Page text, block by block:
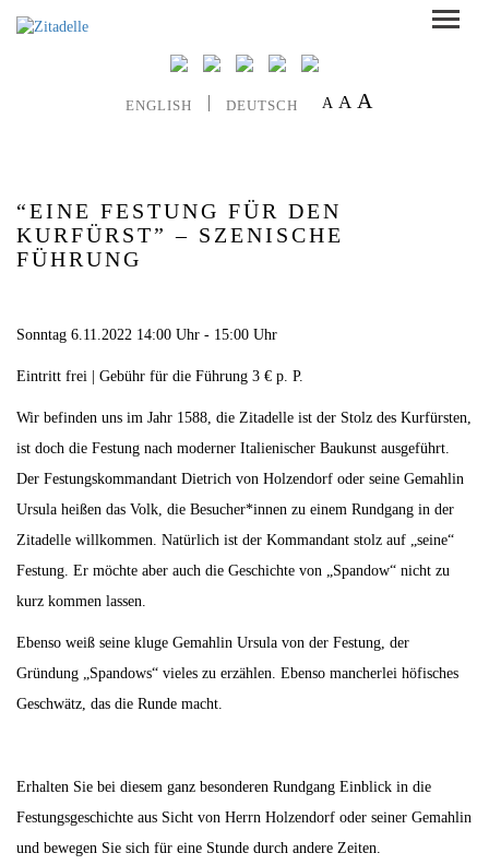
ENGLISH DEUTSCH A A A
“EINE FESTUNG FÜR DEN
KURFÜRST” – SZENISCHE
FÜHRUNG
Sonntag 6.11.2022 14:00 Uhr - 15:00 Uhr
Eintritt frei | Gebühr für die Führung 3 € p. P.
Wir befinden uns im Jahr 1588, die Zitadelle ist der Stolz des Kurfürsten,
ist doch die Festung nach moderner Italienischer Baukunst ausgeführt.
Der Festungskommandant Dietrich von Holzendorf oder seine Gemahlin
Ursula heißen das Volk, die Besucher*innen zu einem Rundgang in der
Zitadelle willkommen. Natürlich ist der Kommandant stolz auf „seine“
Festung. Er möchte aber auch die Geschichte von „Spandow“ nicht zu
kurz kommen lassen.
Ebenso weiß seine kluge Gemahlin Ursula von der Festung, der
Gründung „Spandows“ vieles zu erzählen. Ebenso mancherlei höfisches
Geschwätz, das die Runde macht.
Erhalten Sie bei diesem ganz besonderen Rundgang Einblick in die
Festungsgeschichte aus Sicht von Herrn Holzendorf oder seiner Gemahlin
und bewegen Sie sich für eine Stunde durch andere Zeiten.